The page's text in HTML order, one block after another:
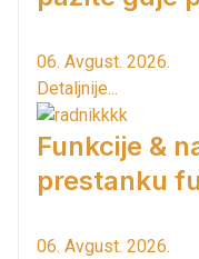
06. Avgust. 2026.
Detaljnije...
Funkcije &
prestanku
06. Avgust. 2026.